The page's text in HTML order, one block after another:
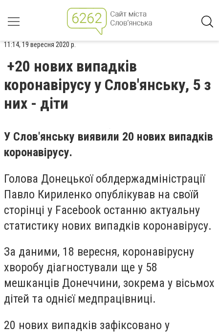
11:14, 19 вересня 2020 р.
+20 нових випадків
коронавірусу у Слов'янську, 5 з
них - діти
У Слов'янську виявили 20 нових випадків
коронавірусу.
Голова Донецької облдержадміністрації
Павло Кириленко опублікував на своїй
сторінці у Facebook останню актуальну
статистику нових випадків коронавірусу.
За даними, 18 вересня, коронавірусну
хворобу діагностували ще у 58
мешканців Донеччини, зокрема у вісьмох
дітей та однієї медпрацівниці.
20 нових випадків зафіксовано у